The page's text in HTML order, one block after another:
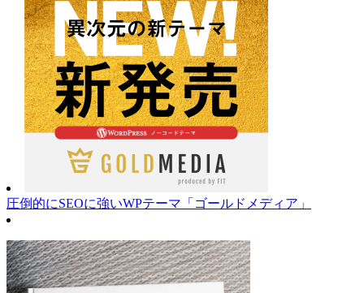
圧倒的にSEOに強いWPテーマ「ゴールドメディア」